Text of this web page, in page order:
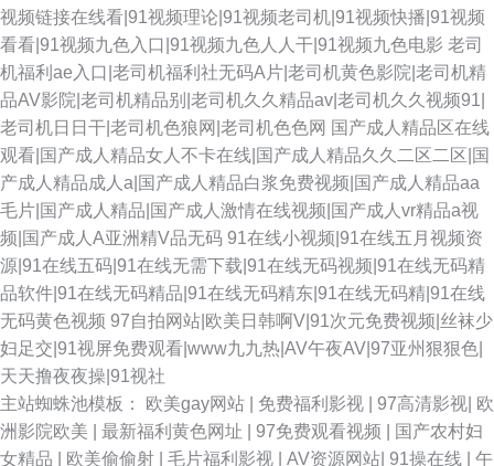
视频链接在线看|91视频理论|91视频老司机|91视频快播|91视频
看看|91视频九色入口|91视频九色人人干|91视频九色电影 老司
机福利ae入口|老司机福利社无码A片|老司机黄色影院|老司机精
品AV影院|老司机精品别|老司机久久精品av|老司机久久视频91|
老司机日日干|老司机色狼网|老司机色色网 国产成人精品区在线
观看|国产成人精品女人不卡在线|国产成人精品久久二区二区|国
产成人精品成人a|国产成人精品白浆免费视频|国产成人精品aa
毛片|国产成人精品|国产成人激情在线视频|国产成人vr精品a视
频|国产成人A亚洲精V品无码 91在线小视频|91在线五月视频资
源|91在线五码|91在线无需下载|91在线无码视频|91在线无码精
品软件|91在线无码精品|91在线无码精东|91在线无码精|91在线
无码黄色视频 97自拍网站|欧美日韩啊V|91次元免费视频|丝袜少
妇足交|91视屏免费观看|www九九热|AV午夜AV|97亚州狠狠色|
天天撸夜夜操|91视社
主站蜘蛛池模板： 欧美gay网站 免费福利影视 97高清影视 欧
洲影院欧美
最新福利黄色网址 97免费观看视频
国产农村妇
女精品
欧美偷偷射 毛片福利影视 AV资源网站 91操在线 午